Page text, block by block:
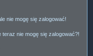
nie mogę się zalogować!
teraz nie mogę się zalogować?!